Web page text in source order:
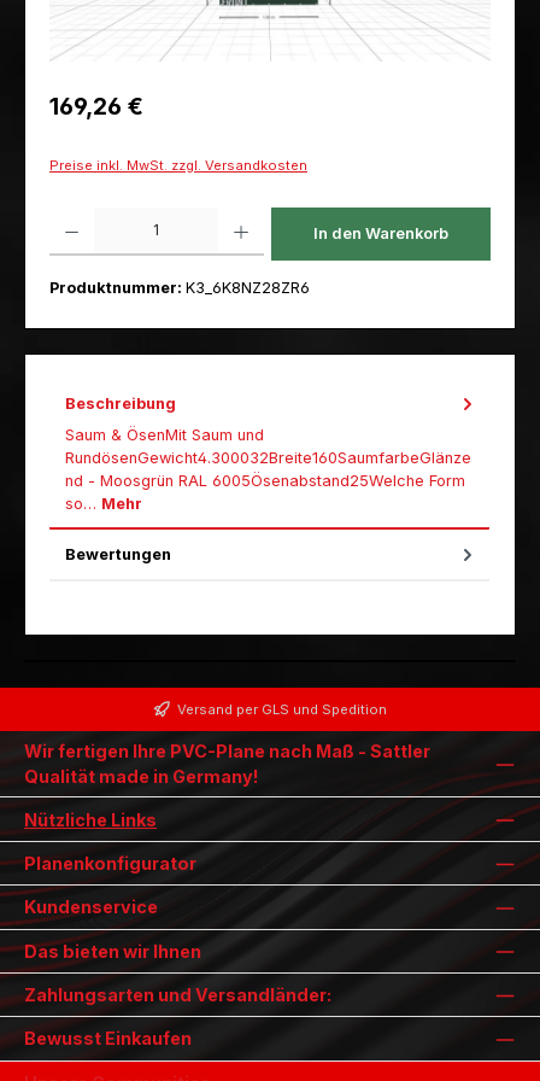
Regulärer Preis:
169,26 €
Preise inkl. MwSt. zzgl. Versandkosten
In den Warenkorb
Produktnummer: K3_6K8NZ28ZR6
Beschreibung
Saum & ÖsenMit Saum und
RundösenGewicht4.300032Breite160SaumfarbeGlänze
nd - Moosgrün RAL 6005Ösenabstand25Welche Form
so… Mehr
Bewertungen
Versand per GLS und Spedition
Wir fertigen Ihre PVC-Plane nach Maß - Sattler
Qualität made in Germany!
Nützliche Links
Planenkonfigurator
Kundenservice
Das bieten wir Ihnen
Zahlungsarten und Versandländer:
Bewusst Einkaufen